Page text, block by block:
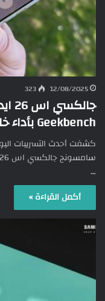
12/08/2025
323
Geekbench بأداء خارق!
كشفت أحدث التسريبات
…
أكمل القراءة »